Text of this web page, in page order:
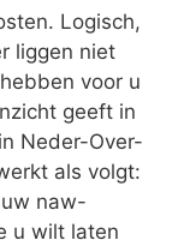
Logisch,
liggen niet
voor u
geeft in
Neder-Over-
als volgt:
naw-
u wilt laten